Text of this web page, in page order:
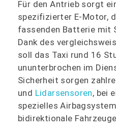
Für den Antrieb sorgt
spezifizierter E-Motor,
fassenden Batterie mit
Dank des
soll das Taxi rund 16
ununterbrochen im
Sicherheit sorgen
und Lidarsensoren, bei
spezielles
bidirektionale